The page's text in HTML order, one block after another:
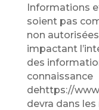
Informations
soient pas
non
impactant
des
connaissance
dehttps://
devra dans